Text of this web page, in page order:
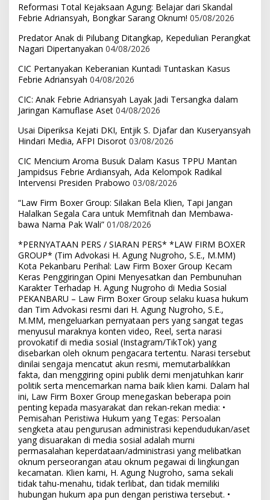
Reformasi Total Kejaksaan Agung: Belajar dari Skandal
Febrie Adriansyah, Bongkar Sarang Oknum! 05/08/2026
Predator Anak di Pilubang Ditangkap, Kepedulian Perangkat
Nagari Dipertanyakan 04/08/2026
CIC Pertanyakan Keberanian Kuntadi Tuntaskan Kasus
Febrie Adriansyah 04/08/2026
CIC: Anak Febrie Adriansyah Layak Jadi Tersangka dalam
Jaringan Kamuflase Aset 04/08/2026
Usai Diperiksa Kejati DKI, Entjik S. Djafar dan Kuseryansyah
Hindari Media, AFPI Disorot 03/08/2026
CIC Mencium Aroma Busuk Dalam Kasus TPPU Mantan
Jampidsus Febrie Ardiansyah, Ada Kelompok Radikal
Intervensi Presiden Prabowo 03/08/2026
“Law Firm Boxer Group: Silakan Bela Klien, Tapi Jangan
Halalkan Segala Cara untuk Memfitnah dan Membawa-
bawa Nama Pak Wali” 01/08/2026
*PERNYATAAN PERS / SIARAN PERS* *LAW FIRM BOXER
GROUP* (Tim Advokasi H. Agung Nugroho, S.E., M.MM)
Kota Pekanbaru Perihal: Law Firm Boxer Group Kecam
Keras Penggiringan Opini Menyesatkan dan Pembunuhan
Karakter Terhadap H. Agung Nugroho di Media Sosial
PEKANBARU – Law Firm Boxer Group selaku kuasa hukum
dan Tim Advokasi resmi dari H. Agung Nugroho, S.E.,
M.MM, mengeluarkan pernyataan pers yang sangat tegas
menyusul maraknya konten video, Reel, serta narasi
provokatif di media sosial (Instagram/TikTok) yang
disebarkan oleh oknum pengacara tertentu. Narasi tersebut
dinilai sengaja mencatut akun resmi, memutarbalikkan
fakta, dan menggiring opini publik demi menjatuhkan karir
politik serta mencemarkan nama baik klien kami. Dalam hal
ini, Law Firm Boxer Group menegaskan beberapa poin
penting kepada masyarakat dan rekan-rekan media: •
Pemisahan Peristiwa Hukum yang Tegas: Persoalan
sengketa atau pengurusan administrasi kependudukan/aset
yang disuarakan di media sosial adalah murni
permasalahan keperdataan/administrasi yang melibatkan
oknum perseorangan atau oknum pegawai di lingkungan
kecamatan. Klien kami, H. Agung Nugroho, sama sekali
tidak tahu-menahu, tidak terlibat, dan tidak memiliki
hubungan hukum apa pun dengan peristiwa tersebut. •